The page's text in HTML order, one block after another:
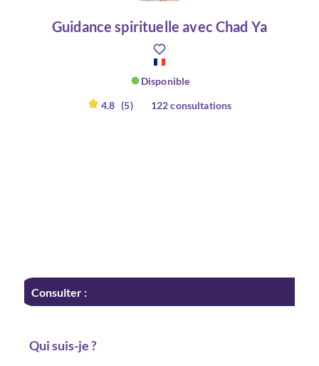
Guidance spirituelle avec Chad Ya
Disponible
4.8 (5) 122 consultations
Consulter :
Qui suis-je ?